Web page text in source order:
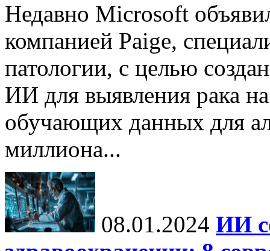
Недавно Microsoft
компанией Paige,
патологии, с целью
ИИ для выявления рака
обучающих данных для
миллиона...
08.01.2024 ИИ